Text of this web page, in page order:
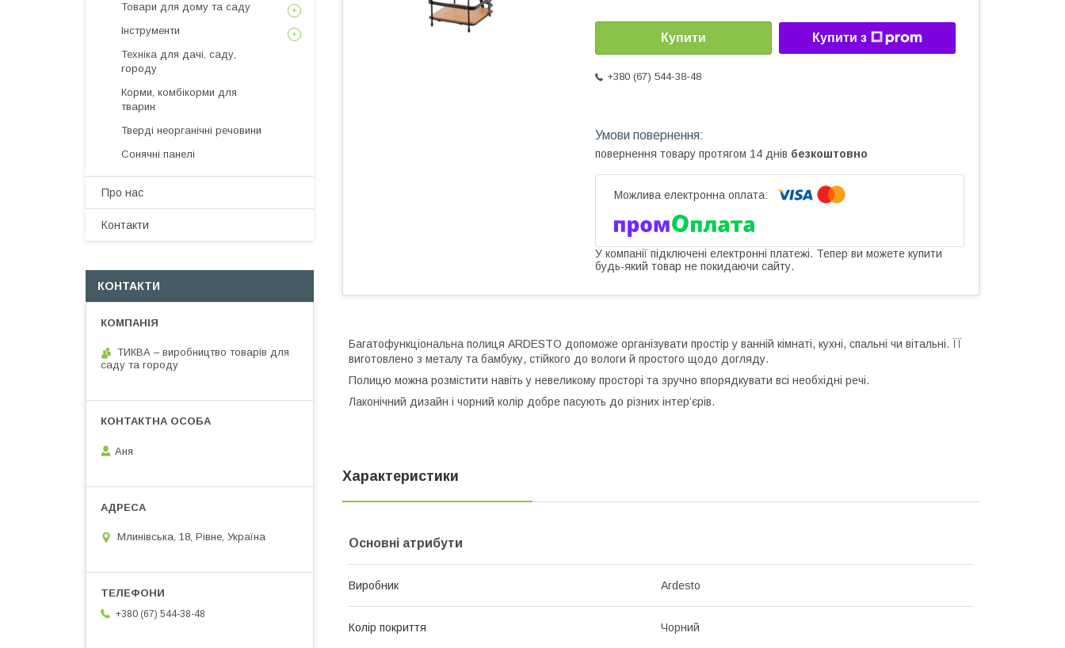
Купити Купити з
+380 (67) 544-38-48
повернення товару протягом 14 днів безкоштовно
У компанії підключені електронні платежі. Тепер ви можете купити
будь-який товар не покидаючи сайту.
Багатофункціональна полиця ARDESTO допоможе організувати простір у ванній кімнаті, кухні, спальні чи вітальні. ЇЇ
виготовлено з металу та бамбуку, стійкого до вологи й простого щодо догляду.
Полицю можна розмістити навіть у невеликому просторі та зручно впорядкувати всі необхідні речі.
Лаконічний дизайн і чорний колір добре пасують до різних інтер’єрів.
Характеристики
Основні атрибути
Виробник Ardesto
Колір покриття Чорний
Товари для дому та саду
Інструменти
Техніка для дачі, саду,
городу
Корми, комбікорми для
тварин
Тверді неорганічні речовини
Сонячні панелі
Про нас
Контакти
КОНТАКТИ
ТИКВА – виробництво товарів для
саду та городу
Аня
Млинівська, 18, Рівне, Україна
+380 (67) 544-38-48